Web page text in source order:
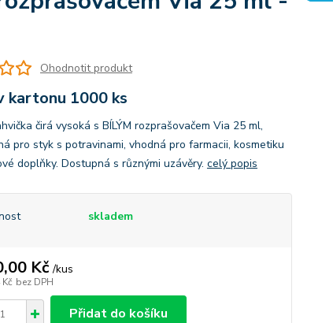
Ohodnotit produkt
kartonu 1000 ks
čirá vysoká s BÍLÝM rozprašovačem Via 25 ml,
pro styk s potravinami, vhodná pro farmacii, kosmetiku
doplňky. Dostupná s různými uzávěry. celý popis
skladem
Kč /kus
bez DPH
Přidat do košíku